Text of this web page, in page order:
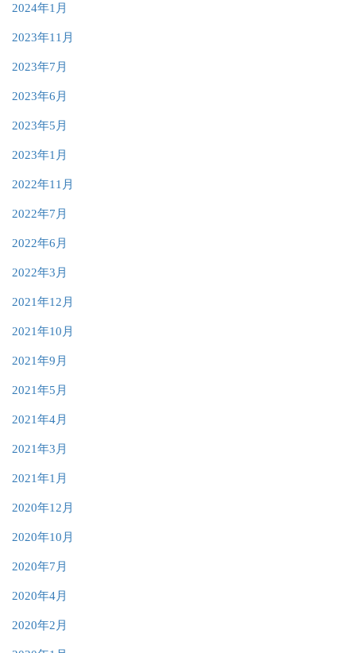
2024年1月
2023年11月
2023年7月
2023年6月
2023年5月
2023年1月
2022年11月
2022年7月
2022年6月
2022年3月
2021年12月
2021年10月
2021年9月
2021年5月
2021年4月
2021年3月
2021年1月
2020年12月
2020年10月
2020年7月
2020年4月
2020年2月